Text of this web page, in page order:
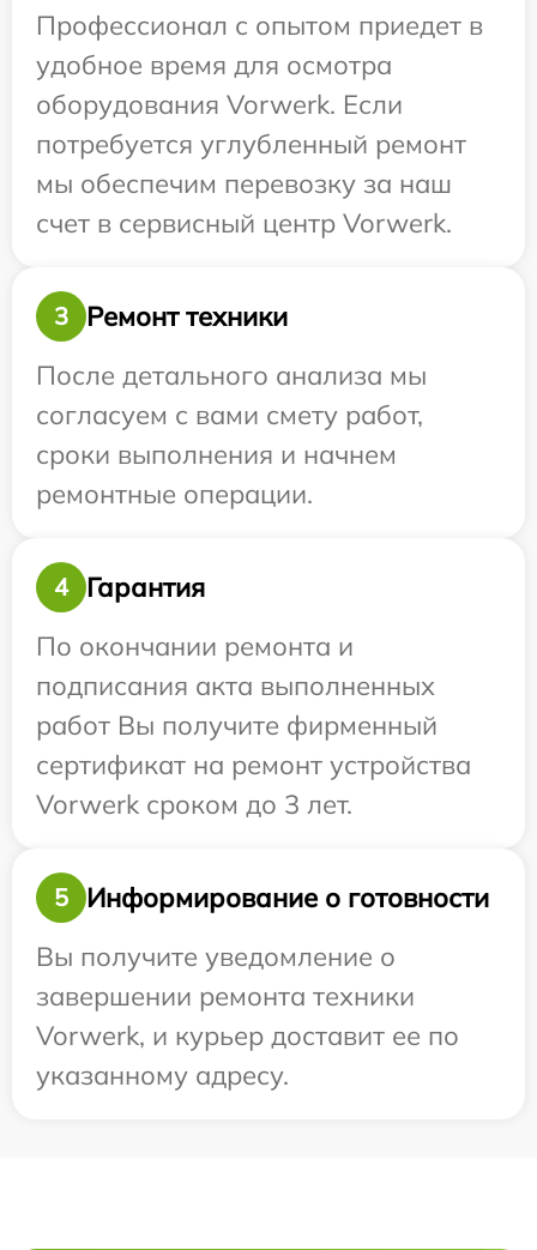
Профессионал с опытом приедет в
удобное время для осмотра
оборудования Vorwerk. Если
потребуется углубленный ремонт
мы обеспечим перевозку за наш
счет в сервисный центр Vorwerk.
3
Ремонт техники
После детального анализа мы
согласуем с вами смету работ,
сроки выполнения и начнем
ремонтные операции.
4
Гарантия
По окончании ремонта и
подписания акта выполненных
работ Вы получите фирменный
сертификат на ремонт устройства
Vorwerk сроком до 3 лет.
5
Информирование о готовности
Вы получите уведомление о
завершении ремонта техники
Vorwerk, и курьер доставит ее по
указанному адресу.